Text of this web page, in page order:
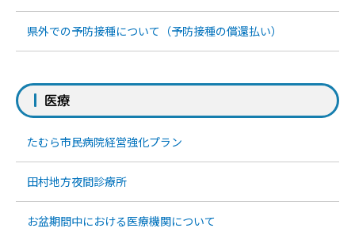
県外での予防接種について（予防接種の償還払い）
医療
たむら市民病院経営強化プラン
田村地方夜間診療所
お盆期間中における医療機関について